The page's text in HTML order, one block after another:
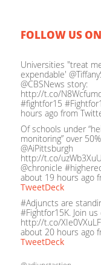
FOLLOW US
Universities "treat
expendable'
@CBSNews story:
http://t.co/
#fightfor15
hours ago from
Of schools under
monitoring” over
@AiPittsburgh
http://t.co/
@chronicle
about 19 hours ago
TweetDeck
#Adjuncts are
#Fightfor15K. Join
http://t.co/
about 20 hours ago
TweetDeck